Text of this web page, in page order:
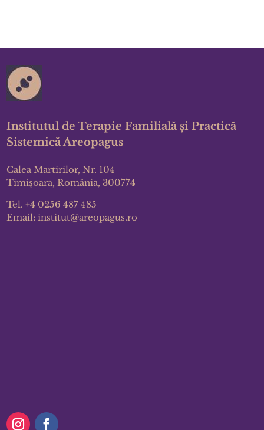
Institutul de Terapie Familială și Practică
Sistemică Areopagus
Calea Martirilor, Nr. 104
Timișoara, România, 300774
Tel. +4 0256 487 485
Email:institut@areopagus.ro